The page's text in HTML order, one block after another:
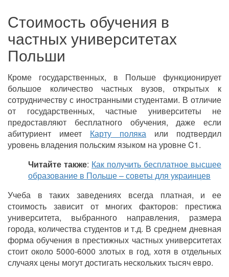
Стоимость обучения в
частных университетах
Польши
Кроме государственных, в Польше функционирует
большое количество частных вузов, открытых к
сотрудничеству с иностранными студентами. В отличие
от государственных, частные университеты не
предоставляют бесплатного обучения, даже если
абитуриент имеет Карту поляка или подтвердил
уровень владения польским языком на уровне C1.
Читайте также: Как получить бесплатное высшее
образование в Польше – советы для украинцев
Учеба в таких заведениях всегда платная, и ее
стоимость зависит от многих факторов: престижа
университета, выбранного направления, размера
города, количества студентов и т.д. В среднем дневная
форма обучения в престижных частных университетах
стоит около 5000-6000 злотых в год, хотя в отдельных
случаях цены могут достигать нескольких тысяч евро.